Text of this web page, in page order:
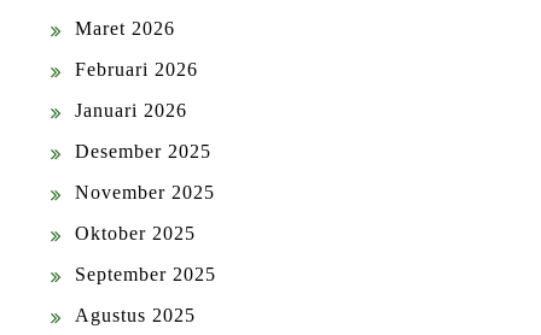
Maret 2026
Februari 2026
Januari 2026
Desember 2025
November 2025
Oktober 2025
September 2025
Agustus 2025